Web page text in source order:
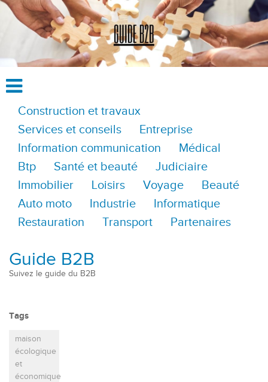
Construction et travaux
Services et conseils
Entreprise
Information communication
Médical
Btp
Santé et beauté
Judiciaire
Immobilier
Loisirs Voyage
Beauté
Auto moto
Industrie
Informatique
Restauration
Transport Partenaires
Guide B2B
Suivez le guide du B2B
Tags
maison
écologique
et
économique